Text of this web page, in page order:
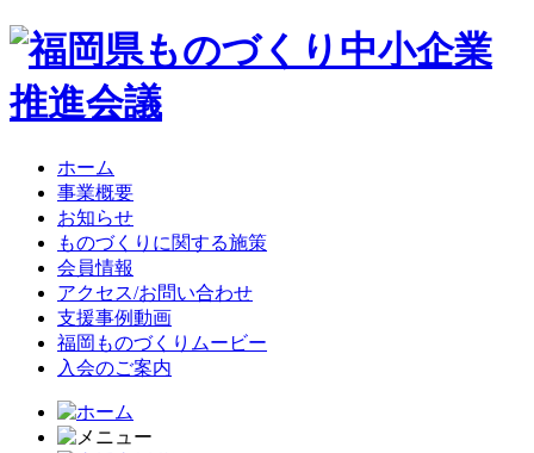
ホーム
事業概要
お知らせ
ものづくりに関する施策
会員情報
アクセス/お問い合わせ
支援事例動画
福岡ものづくりムービー
入会のご案内